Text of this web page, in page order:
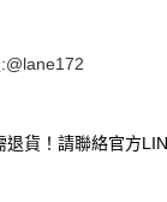
貨！請聯絡官方